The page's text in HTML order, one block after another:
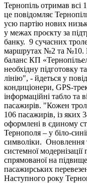
Тернопіль отримав
це повідомляє
усю партію нових
у межах проєкту за
банку. 9 сучасних
маршрутах №2 та №10.
баланс КП
необхідну підготовку
лінію", - йдеться у
кондиціонери, GPS-
інформаційні табло та
пасажирів. "Кожен
106 пасажирів, із яких
оформлені в єдиному
Тернополя – у біло-
символіки. Оновлення
системної
спрямованої на
пасажирських
Наступного року